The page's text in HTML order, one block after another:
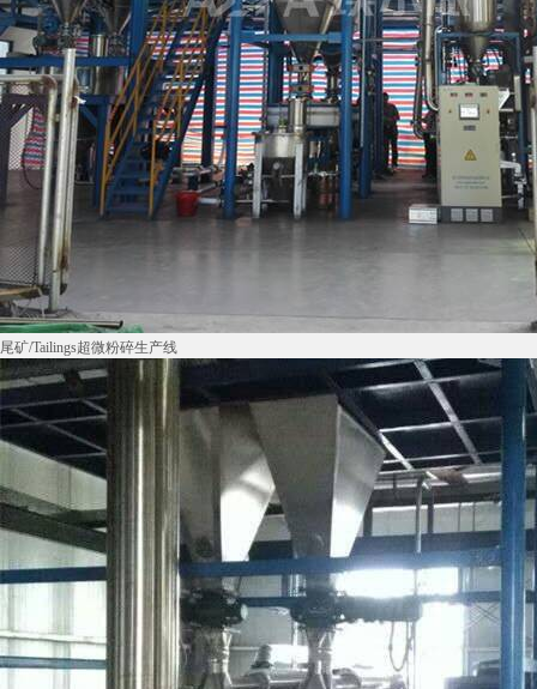
尾矿/Tailings超微粉碎生产线